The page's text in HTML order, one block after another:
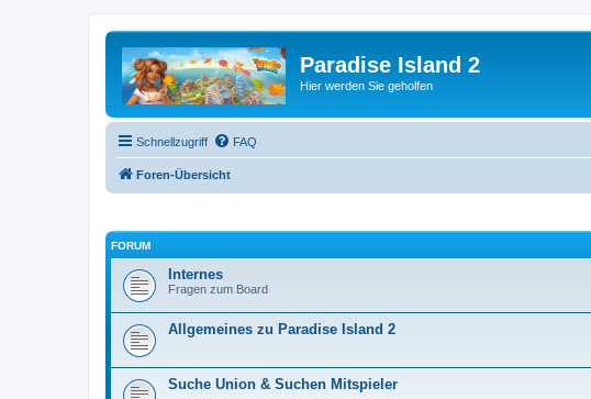
Paradise Island 2
Hier werden Sie geholfen
Schnellzugriff FAQ
Foren-Übersicht
FORUM
Internes
Fragen zum Board
Allgemeines zu Paradise Island 2
Suche Union & Suchen Mitspieler